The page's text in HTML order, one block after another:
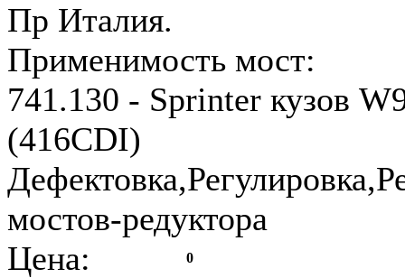
Пр Италия.
Применимость мост:
741.130 - Sprinter кузов
(416CDI)
мостов-редуктора
Цена:
0